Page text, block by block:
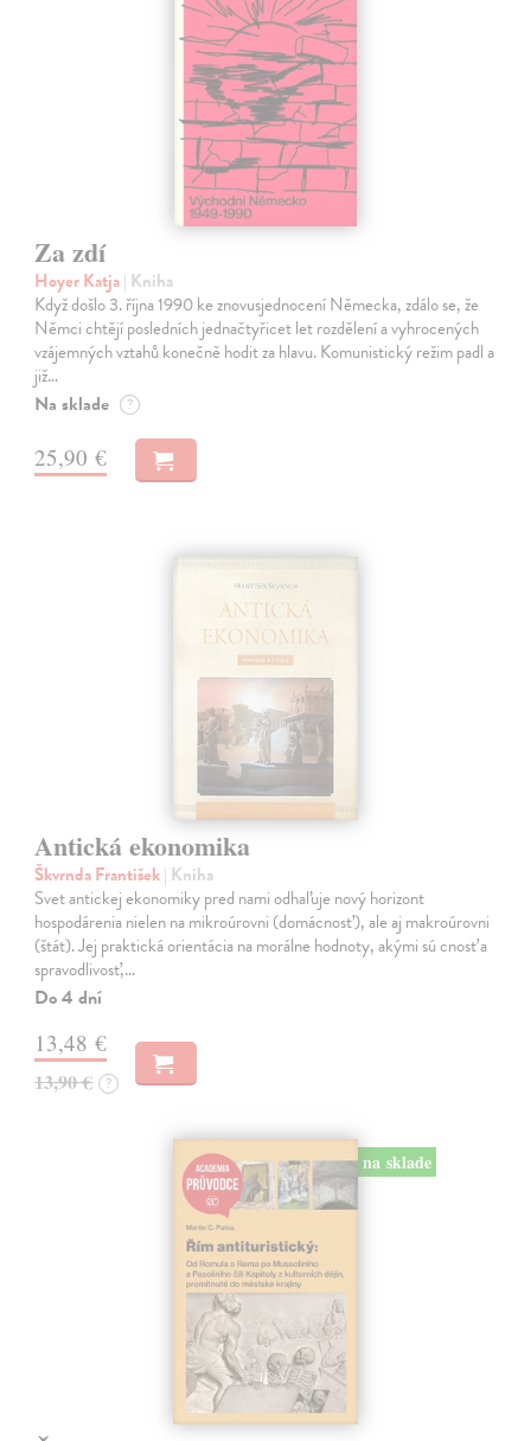
Za zdí
Hoyer Katja| Kniha
Když došlo 3. října 1990 ke znovusjednocení Německa, zdálo se, že
Němci chtějí posledních jednačtyřicet let rozdělení a vyhrocených
vzájemných vztahů konečně hodit za hlavu. Komunistický režim padl a
již…
Na sklade ?
25,90 €
Antická ekonomika
Škvrnda František| Kniha
Svet antickej ekonomiky pred nami odhaľuje nový horizont
hospodárenia nielen na mikroúrovni (domácnosť), ale aj makroúrovni
(štát). Jej praktická orientácia na morálne hodnoty, akými sú cnosť a
spravodlivosť,…
Do 4 dní
13,48 €
13,90 € ?
na sklade